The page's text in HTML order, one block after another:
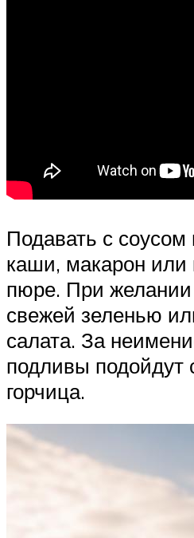
Подавать с соусом
каши, макарон или
пюре. При
свежей зеленью
салата. За
подливы подойдут
горчица.